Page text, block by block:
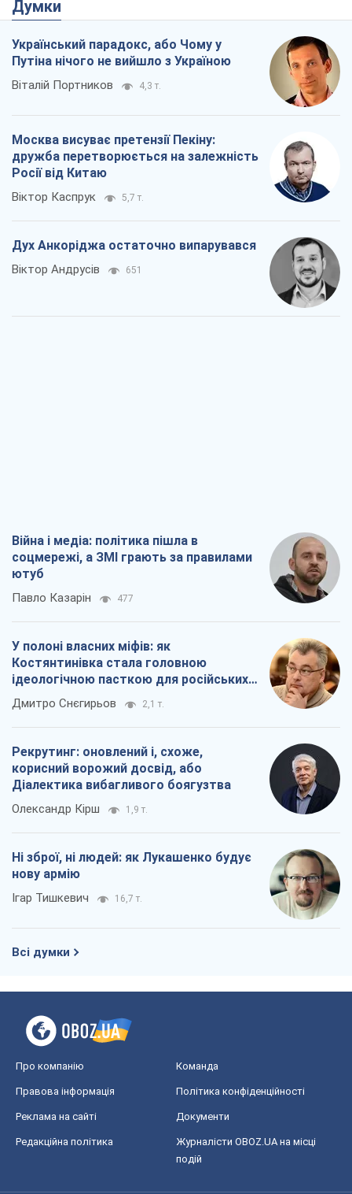
Думки
Український парадокс, або Чому у
Путіна нічого не вийшло з Україною
Віталій Портников 4,3 т.
Москва висуває претензії Пекіну:
дружба перетворюється на залежність
Росії від Китаю
Віктор Каспрук 5,7 т.
Дух Анкоріджа остаточно випарувався
Віктор Андрусів 651
Війна і медіа: політика пішла в
соцмережі, а ЗМІ грають за правилами
ютуб
Павло Казарін 477
У полоні власних міфів: як
Костянтинівка стала головною
ідеологічною пасткою для російських
окупантів
Дмитро Снєгирьов 2,1 т.
Рекрутинг: оновлений і, схоже,
корисний ворожий досвід, або
Діалектика вибагливого боягузтва
Олександр Кірш 1,9 т.
Ні зброї, ні людей: як Лукашенко будує
нову армію
Ігар Тишкевич 16,7 т.
Всі думки
Про компанію Команда
Правова інформація Політика конфіденційності
Реклама на сайті Документи
Редакційна політика
Журналісти OBOZ.UA на місці
подій